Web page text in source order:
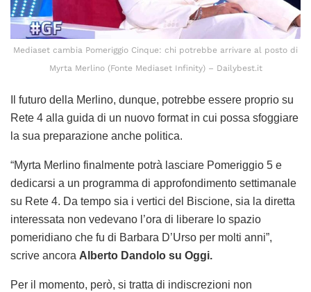
Mediaset cambia Pomeriggio Cinque: chi potrebbe arrivare al posto di
Myrta Merlino (Fonte Mediaset Infinity) – Dailybest.it
Il futuro della Merlino, dunque, potrebbe essere proprio su
Rete 4 alla guida di un nuovo format in cui possa sfoggiare
la sua preparazione anche politica.
“Myrta Merlino finalmente potrà lasciare Pomeriggio 5 e
dedicarsi a un programma di approfondimento settimanale
su Rete 4. Da tempo sia i vertici del Biscione, sia la diretta
interessata non vedevano l’ora di liberare lo spazio
pomeridiano che fu di Barbara D’Urso per molti anni”,
scrive ancora Alberto Dandolo su Oggi.
Per il momento, però, si tratta di indiscrezioni non